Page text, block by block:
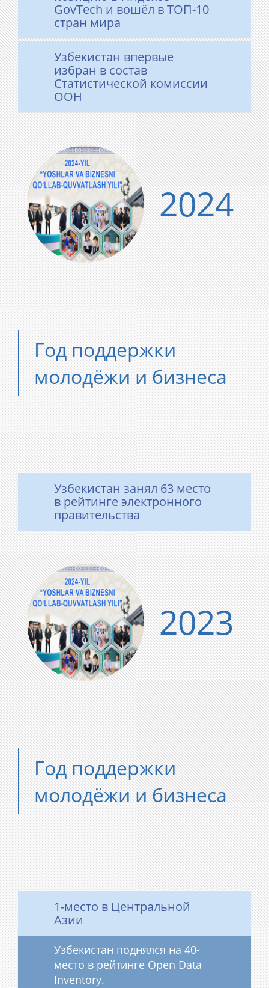
GovTech и вошёл в ТОП-10
стран мира
Узбекистан впервые
избран в состав
Статистической комиссии
ООН
2024
Год поддержки
молодёжи и бизнеса
Узбекистан занял 63 место
в рейтинге электронного
правительства
2023
Год поддержки
молодёжи и бизнеса
1-место в Центральной
Азии
Узбекистан поднялся на 40-
место в рейтинге Open Data
Inventory.